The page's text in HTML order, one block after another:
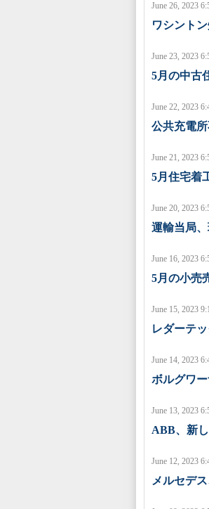
June 26, 2023
ワシント
June 23, 2023
5月の中古
June 22, 2023
公共充電
June 21, 2023
5月住宅着
June 20, 2023
運輸当局
June 16, 2023
5月の小売
June 15, 2023
レダーテ
June 14, 2023
ボルグワ
June 13, 2023
ABB、新
June 12, 2023
メルセデ